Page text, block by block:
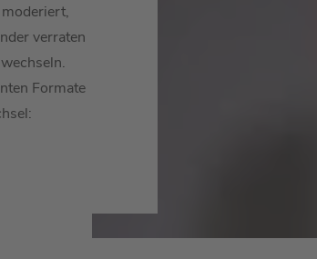
moderiert,
verraten
wechseln.
Formate